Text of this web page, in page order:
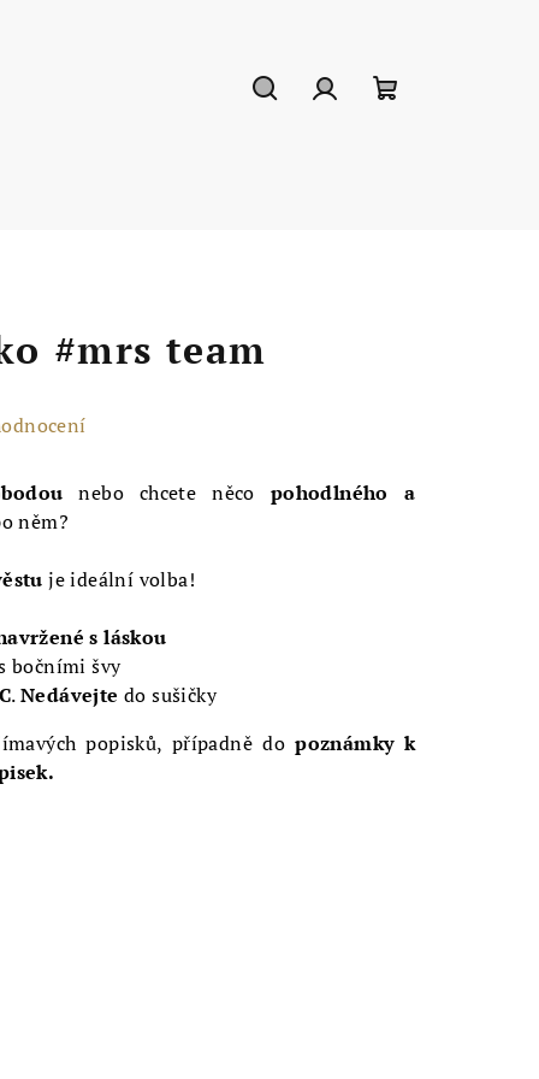
#mrs team
nebo chcete něco pohodlného a
něm?
je ideální volba!
s láskou
bočními švy
.Nedávejte do sušičky
popisků, případně dopoznámky k